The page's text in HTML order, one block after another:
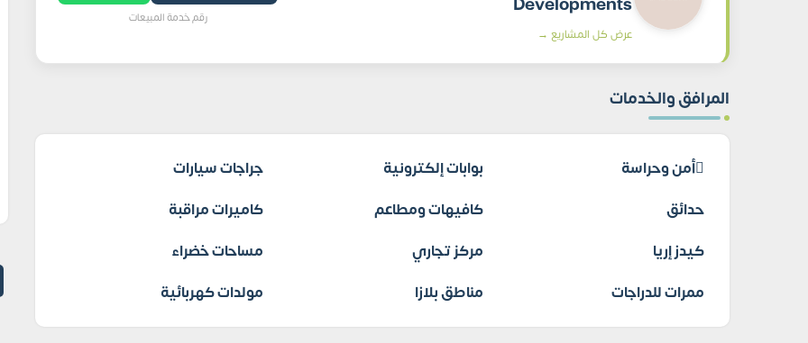
عرض كل المشاريع →
رقم خدمة المبيعات
المرافق والخدمات
أمن وحراسة بوابات إلكترونية
جراجات سيارات
حدائق
كافيهات ومطاعم
كاميرات مراقبة
كيدز إريا
مركز تجاري
مساحات خضراء
ممرات للدراجات
مناطق بلازا مولدات كهربائية